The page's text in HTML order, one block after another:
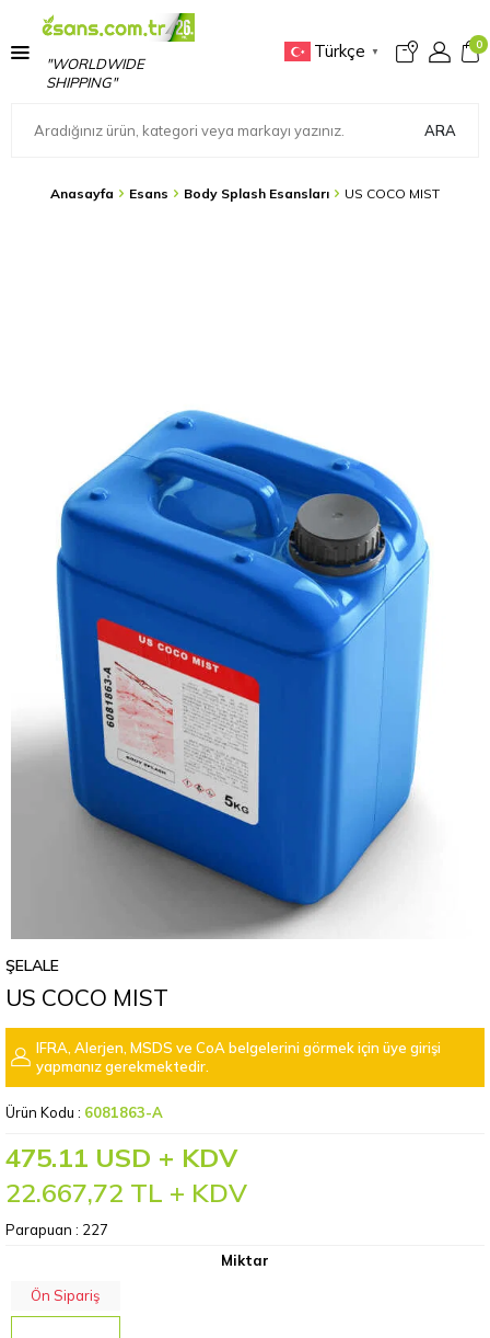
"WORLDWIDE
SHIPPING"
Türkçe ▼
0
ARA
Anasayfa Esans Body Splash Esansları US COCO MIST
ŞELALE
US COCO MIST
IFRA, Alerjen, MSDS ve CoA belgelerini görmek için üye girişi
yapmanız gerekmektedir.
Ürün Kodu : 6081863-A
475.11 USD + KDV
22.667,72 TL + KDV
Parapuan : 227
Miktar
Ön Sipariş